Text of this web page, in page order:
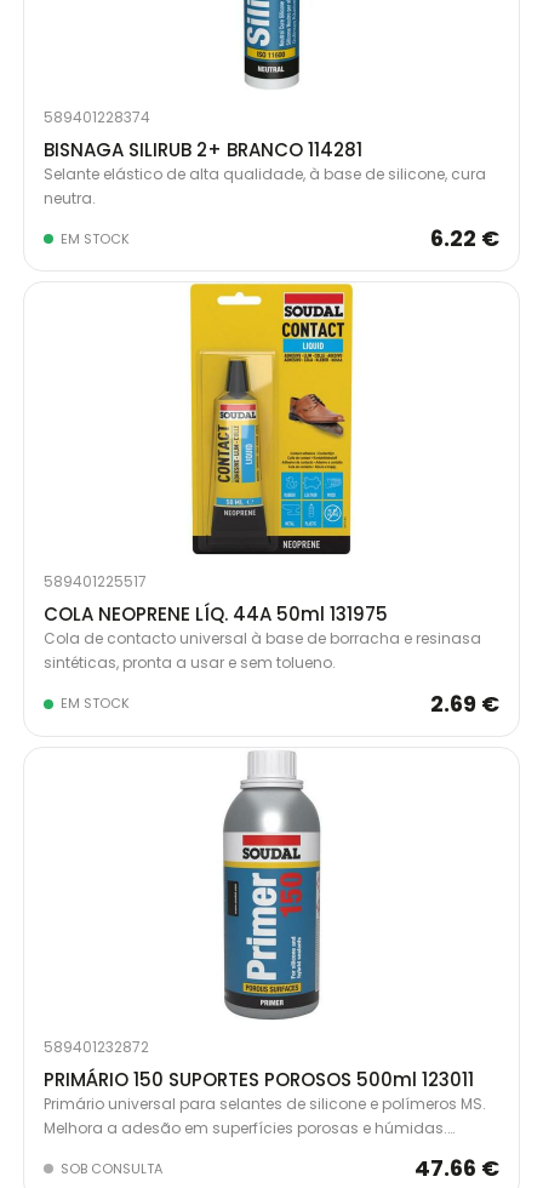
589401228374
BISNAGA SILIRUB 2+ BRANCO 114281
Selante elástico de alta qualidade, à base de silicone, cura
neutra.
EM STOCK 6.22 €
589401225517
COLA NEOPRENE LÍQ. 44A 50ml 131975
Cola de contacto universal à base de borracha e resinasa
sintéticas, pronta a usar e sem tolueno.
EM STOCK 2.69 €
589401232872
PRIMÁRIO 150 SUPORTES POROSOS 500ml 123011
Primário universal para selantes de silicone e polímeros MS.
Melhora a adesão em superfícies porosas e húmidas.
SOB CONSULTA 47.66 €